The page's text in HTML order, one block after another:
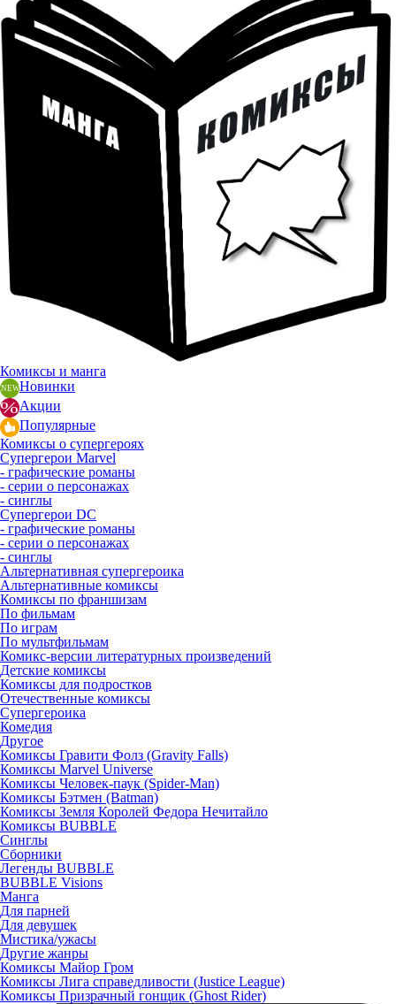
Комиксы и манга
Новинки
Акции
Популярные
Комиксы о супергероях
Супергерои Marvel
- графические романы
- серии о персонажах
- синглы
Супергерои DC
- графические романы
- серии о персонажах
- синглы
Альтернативная супергероика
Альтернативные комиксы
Комиксы по франшизам
По фильмам
По играм
По мультфильмам
Комикс-версии литературных произведений
Детские комиксы
Комиксы для подростков
Отечественные комиксы
Супергероика
Комедия
Другое
Комиксы Гравити Фолз (Gravity Falls)
Комиксы Marvel Universe
Комиксы Человек-паук (Spider-Man)
Комиксы Бэтмен (Batman)
Комиксы Земля Королей Федора Нечитайло
Комиксы BUBBLE
Синглы
Сборники
Легенды BUBBLE
BUBBLE Visions
Манга
Для парней
Для девушек
Мистика/ужасы
Другие жанры
Комиксы Майор Гром
Комиксы Лига справедливости (Justice League)
Комиксы Призрачный гонщик (Ghost Rider)